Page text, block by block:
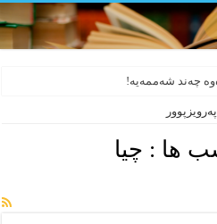
چەند شەممەیە!
ها : چیا